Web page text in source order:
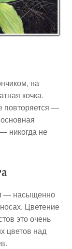
на
кочка.
повторяется —
никогда не
— насыщенно
Цветение
это очень
цветов над